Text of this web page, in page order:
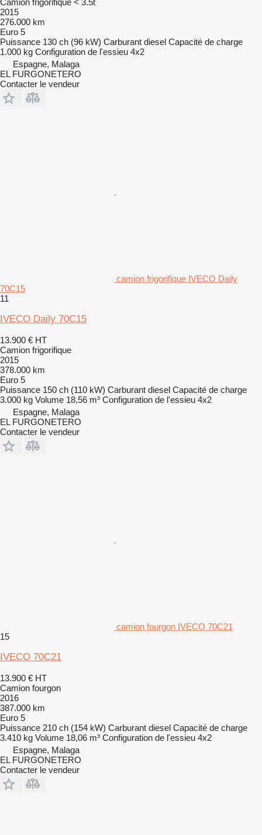
Camion frigorifique < 3.5t
2015
276.000 km
Euro 5
Puissance 130 ch (96 kW) Carburant diesel Capacité de charge
1.000 kg Configuration de l'essieu 4x2
Espagne, Malaga
EL FURGONETERO
Contacter le vendeur
camion frigorifique IVECO Daily
70C15
11
IVECO Daily 70C15
13.900 € HT
Camion frigorifique
2015
378.000 km
Euro 5
Puissance 150 ch (110 kW) Carburant diesel Capacité de charge
3.000 kg Volume 18,56 m³ Configuration de l'essieu 4x2
Espagne, Malaga
EL FURGONETERO
Contacter le vendeur
camion fourgon IVECO 70C21
15
IVECO 70C21
13.900 € HT
Camion fourgon
2016
387.000 km
Euro 5
Puissance 210 ch (154 kW) Carburant diesel Capacité de charge
3.410 kg Volume 18,06 m³ Configuration de l'essieu 4x2
Espagne, Malaga
EL FURGONETERO
Contacter le vendeur